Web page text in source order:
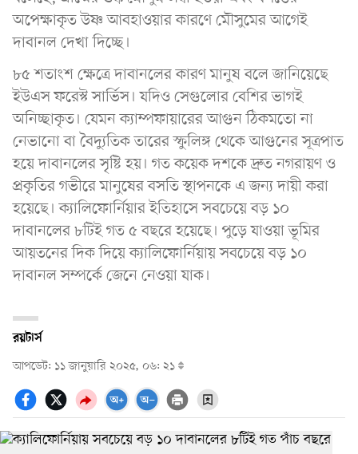
অপেক্ষাকৃত উষ্ণ আবহাওয়ার কারণে মৌসুমের আগেই
দাবানল দেখা দিচ্ছে।
৮৫ শতাংশ ক্ষেত্রে দাবানলের কারণ মানুষ বলে জানিয়েছে
ইউএস ফরেস্ট সার্ভিস। যদিও সেগুলোর বেশির ভাগই
অনিচ্ছাকৃত। যেমন ক্যাম্পফায়ারের আগুন ঠিকমতো না
নেভানো বা বৈদ্যুতিক তারের স্ফুলিঙ্গ থেকে আগুনের সূত্রপাত
হয়ে দাবানলের সৃষ্টি হয়। গত কয়েক দশকে দ্রুত নগরায়ণ ও
প্রকৃতির গভীরে মানুষের বসতি স্থাপনকে এ জন্য দায়ী করা
হয়েছে। ক্যালিফোর্নিয়ার ইতিহাসে সবচেয়ে বড় ১০
দাবানলের ৮টিই গত ৫ বছরে হয়েছে। পুড়ে যাওয়া ভূমির
আয়তনের দিক দিয়ে ক্যালিফোর্নিয়ায় সবচেয়ে বড় ১০
দাবানল সম্পর্কে জেনে নেওয়া যাক।
রয়টার্স
আপডেট: ১১ জানুয়ারি ২০২৫, ০৬: ২১